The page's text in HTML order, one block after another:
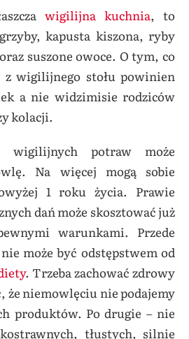
wigilijna kuchnia, to
kapusta kiszona, ryby
suszone owoce. O tym, co
z wigilijnego stołu powinien
a nie widzimisie rodziców
kolacji.
wigilijnych potraw może
Na więcej mogą sobie
1 roku życia. Prawie
dań może skosztować już
warunkami. Przede
może być odstępstwem od
. Trzeba zachować zdrowy
że niemowlęciu nie podajemy
produktów. Po drugie – nie
tłustych, silnie